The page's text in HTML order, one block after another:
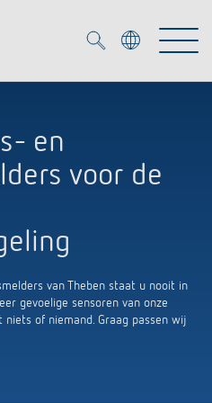
en
voor de
van Theben staat u nooit in
gevoelige sensoren van onze
of niemand. Graag passen wij